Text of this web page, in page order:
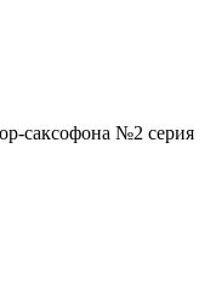
саксофона №2 серия